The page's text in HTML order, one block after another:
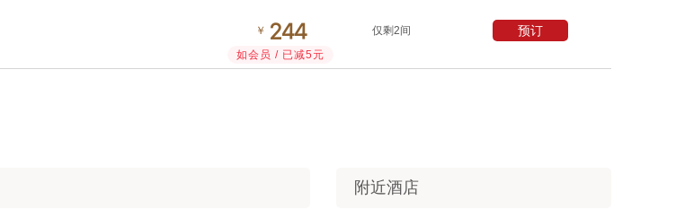
￥ 
如会员 / 已减5元
仅剩2间 预订
附近酒店